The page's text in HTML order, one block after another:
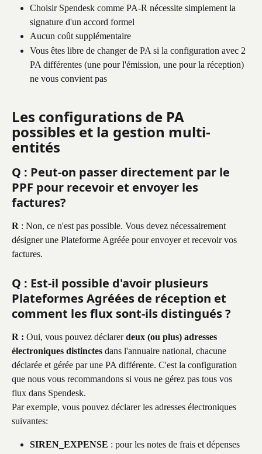
Choisir Spendesk comme PA-R nécessite simplement la
signature d'un accord formel
Aucun coût supplémentaire
Vous êtes libre de changer de PA si la configuration avec 2
PA différentes (une pour l'émission, une pour la réception)
ne vous convient pas
Les configurations de PA
possibles et la gestion multi-
entités
Q : Peut-on passer directement par le
PPF pour recevoir et envoyer les
factures?
R : Non, ce n'est pas possible. Vous devez nécessairement
désigner une Plateforme Agréée pour envoyer et recevoir vos
factures.
Q : Est-il possible d'avoir plusieurs
Plateformes Agréées de réception et
comment les flux sont-ils distingués ?
R : Oui, vous pouvez déclarer deux (ou plus) adresses
électroniques distinctes dans l'annuaire national, chacune
déclarée et gérée par une PA différente. C'est la configuration
que nous vous recommandons si vous ne gérez pas tous vos
flux dans Spendesk.
Par exemple, vous pouvez déclarer les adresses électroniques
suivantes:
SIREN_EXPENSE : pour les notes de frais et dépenses